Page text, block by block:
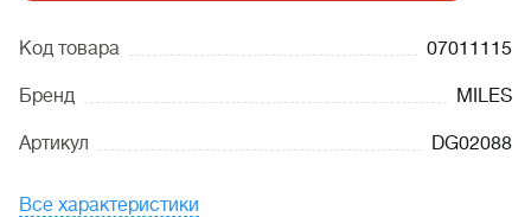
Код товара 07011115
Бренд MILES
Артикул DG02088
Все характеристики